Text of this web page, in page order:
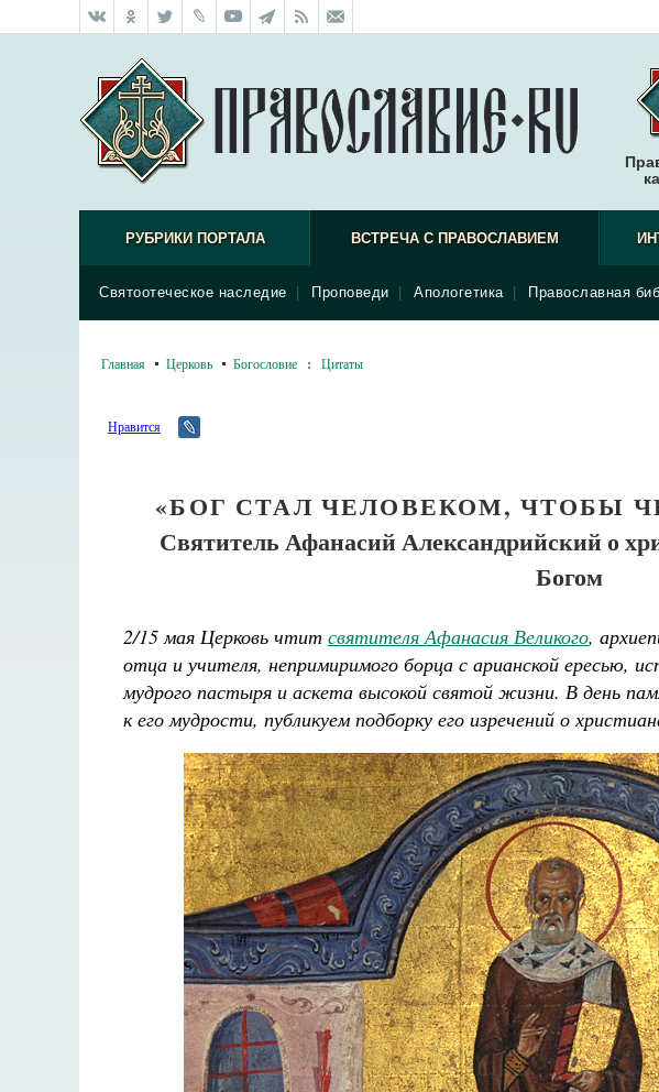
РУБРИКИ ПОРТАЛА ВСТРЕЧА С ПРАВОСЛАВИЕМ
Святоотеческое наследие Проповеди Апологетика Православная
Главная Церковь Богословие : Цитаты
Нравится
«БОГ СТАЛ ЧЕЛОВЕКОМ, ЧТОБЫ
Святитель Афанасий Александрийский о
Богом
2/15 мая Церковь чтит святителя Афанасия Великого,
отца и учителя, непримиримого борца с арианской ересью,
мудрого пастыря и аскета высокой святой жизни. В день
к его мудрости, публикуем подборку его изречений о
Как найти своё место в жизни
Кирилл Мурышев